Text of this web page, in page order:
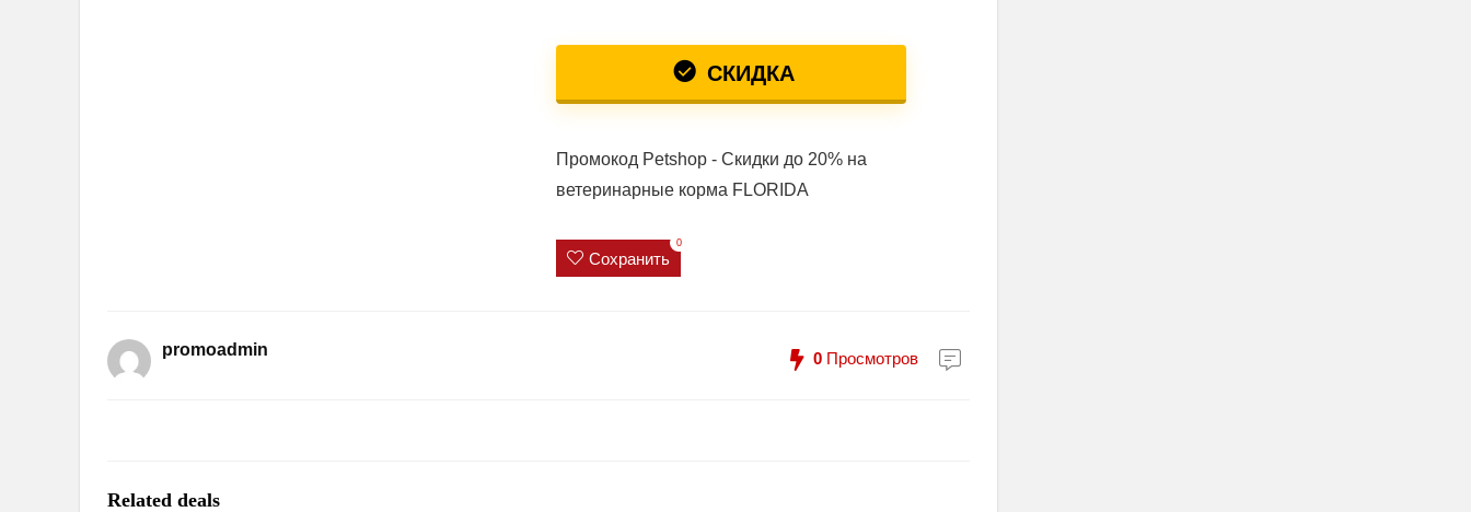
СКИДКА
Промокод Petshop - Скидки до 20% на
ветеринарные корма FLORIDA
Сохранить
0
promoadmin 0 Просмотров
Related deals